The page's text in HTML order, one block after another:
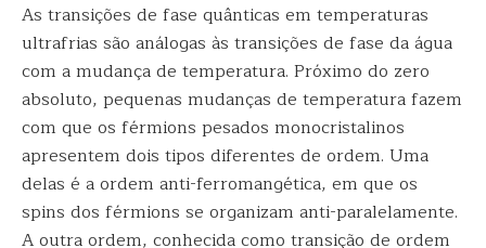
As transições de fase quânticas em temperaturas
ultrafrias são análogas às transições de fase da água
com a mudança de temperatura. Próximo do zero
absoluto, pequenas mudanças de temperatura fazem
com que os férmions pesados monocristalinos
apresentem dois tipos diferentes de ordem. Uma
delas é a ordem anti-ferromangética, em que os
spins dos férmions se organizam anti-paralelamente.
A outra ordem, conhecida como transição de ordem